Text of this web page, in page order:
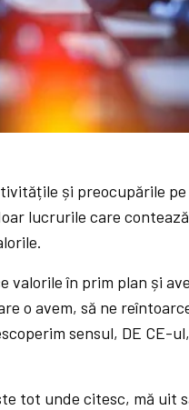
și preocupările pe
lucrurile care
valorile în prim plan și
o avem, să ne
sensul, DE CE-
tot unde citesc, mă uit